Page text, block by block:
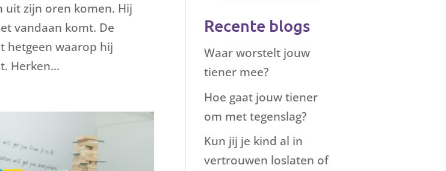
uit zijn oren komen. Hij
vandaan komt. De
hetgeen waarop hij
Herken...
Recente blogs
Waar worstelt jouw
tiener mee?
Hoe gaat jouw tiener
om met tegenslag?
Kun jij je kind al in
vertrouwen loslaten of